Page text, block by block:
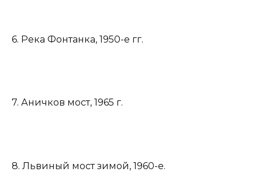
6. Река Фонтанка, 1950-е гг.
7. Аничков мост, 1965 г.
8. Львиный мост зимой, 1960-е.